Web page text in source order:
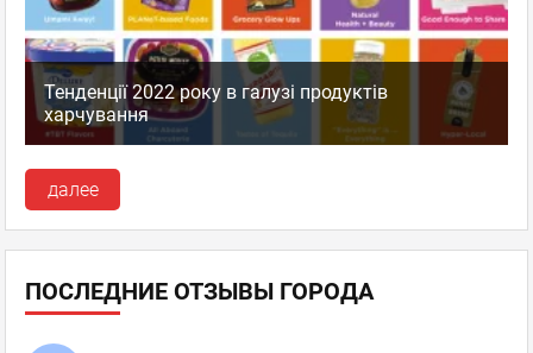
Тенденції 2022 року в галузі продуктів
харчування
далее
ПОСЛЕДНИЕ ОТЗЫВЫ ГОРОДА